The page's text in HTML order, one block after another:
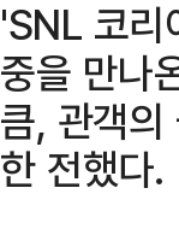
'SNL 코리
중을 만나
큼, 관객
한 전했다.